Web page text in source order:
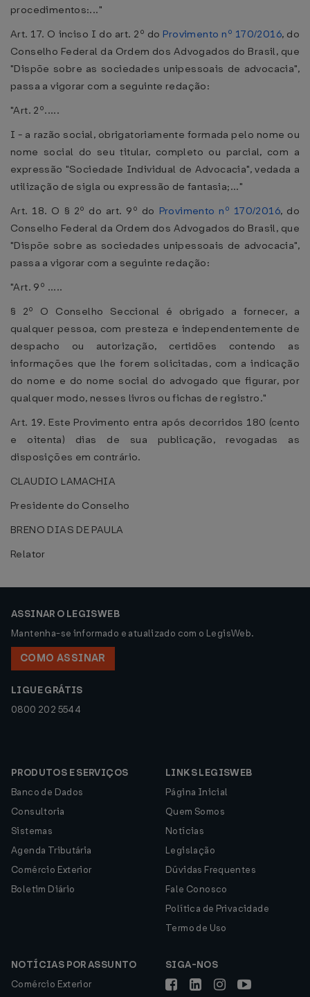
procedimentos:..."
Art. 17. O inciso I do art. 2º do Provimento nº 170/2016, do
Conselho Federal da Ordem dos Advogados do Brasil, que
"Dispõe sobre as sociedades unipessoais de advocacia",
passa a vigorar com a seguinte redação:
"Art. 2º.....
I - a razão social, obrigatoriamente formada pelo nome ou
nome social do seu titular, completo ou parcial, com a
expressão "Sociedade Individual de Advocacia", vedada a
utilização de sigla ou expressão de fantasia;..."
Art. 18. O § 2º do art. 9º do Provimento nº 170/2016, do
Conselho Federal da Ordem dos Advogados do Brasil, que
"Dispõe sobre as sociedades unipessoais de advocacia",
passa a vigorar com a seguinte redação:
"Art. 9º .....
§ 2º O Conselho Seccional é obrigado a fornecer, a
qualquer pessoa, com presteza e independentemente de
despacho ou autorização, certidões contendo as
informações que lhe forem solicitadas, com a indicação
do nome e do nome social do advogado que figurar, por
qualquer modo, nesses livros ou fichas de registro."
Art. 19. Este Provimento entra após decorridos 180 (cento
e oitenta) dias de sua publicação, revogadas as
disposições em contrário.
CLAUDIO LAMACHIA
Presidente do Conselho
BRENO DIAS DE PAULA
Relator
ASSINAR O LEGISWEB
Mantenha-se informado e atualizado com o LegisWeb.
COMO ASSINAR
LIGUE GRÁTIS
0800 202 5544
PRODUTOS E SERVIÇOS
Banco de Dados
Consultoria
Sistemas
Agenda Tributária
Comércio Exterior
Boletim Diário
LINKS LEGISWEB
Página Inicial
Quem Somos
Notícias
Legislação
Dúvidas Frequentes
Fale Conosco
Política de Privacidade
Termo de Uso
NOTÍCIAS POR ASSUNTO
Comércio Exterior
SIGA-NOS